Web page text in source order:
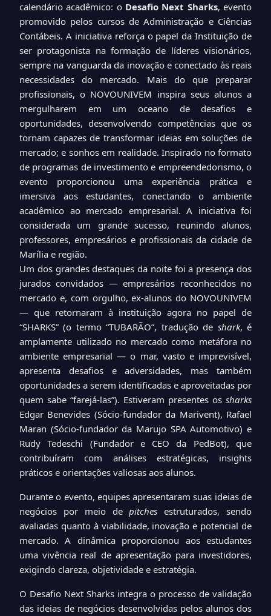
calendário acadêmico: o Desafio Next Sharks, evento
promovido pelos cursos de Administração e Ciências
Contábeis. A iniciativa reforça o papel da Instituição de
ser protagonista na formação de líderes visionários,
sempre na vanguarda da inovação e conectado às reais
necessidades do mercado. Mais do que preparar
profissionais, o NOVOUNIVEM inspira seus alunos a
mergulharem em um oceano de desafios e
oportunidades, desenvolvendo competências que os
tornam capazes de transformar ideias em soluções de
mercado; e sonhos em realidade. Inspirado no formato
de programas de investimento e empreendedorismo, o
evento proporcionou uma experiência prática e
imersiva aos estudantes, conectando o ambiente
acadêmico ao mercado empresarial. A iniciativa foi
considerada um grande sucesso, reunindo alunos,
professores, empresários e profissionais da cidade de
Marília e região.
Um dos grandes destaques da noite foi a presença dos
jurados convidados — empresários reconhecidos no
mercado e, com orgulho, ex-alunos do NOVOUNIVEM
— que retornaram à instituição agora no papel de
“SHARKS” (o termo “TUBARÃO”, tradução de shark, é
amplamente utilizado no mercado como metáfora no
ambiente empresarial — o mar, vasto e imprevisível,
apresenta desafios e adversidades, mas também
oportunidades a serem identificadas e aproveitadas por
quem sabe “farejá-las”). Estiveram presentes os sharks
Edgar Benevides (Sócio-fundador da Marivent), Rafael
Maran (Sócio-fundador da Marujo SPA Automotivo) e
Rudy Tedeschi (Fundador e CEO da PedBot), que
contribuíram com análises estratégicas, insights
práticos e orientações valiosas aos alunos.
Durante o evento, equipes apresentaram suas ideias de
negócios por meio depitches estruturados, sendo
avaliadas quanto à viabilidade, inovação e potencial de
mercado. A dinâmica proporcionou aos estudantes
uma vivência real de apresentação para investidores,
exigindo clareza, objetividade e estratégia.
O Desafio Next Sharks integra o processo de validação
das ideias de negócios desenvolvidas pelos alunos dos